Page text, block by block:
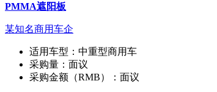
PMMA遮阳板
某知名商用车企
适用车型： 中重型商用车
采购量： 面议
采购金额（RMB）： 面议